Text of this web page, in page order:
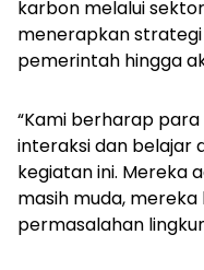
karbon melalui
menerapkan
pemerintah hingga
“Kami berharap
interaksi dan belajar
kegiatan ini. Mereka
masih muda,
permasalahan